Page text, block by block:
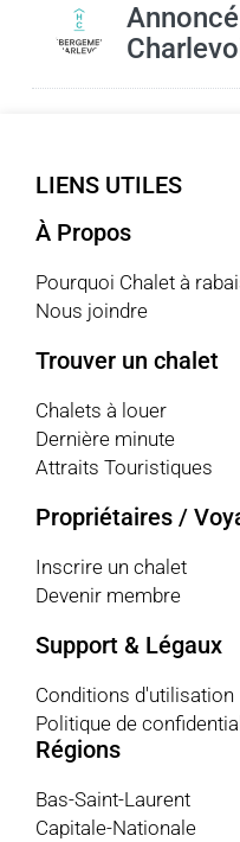
LIENS UTILES
À Propos
Pourquoi Chalet à
Nous joindre
Trouver un chalet
Chalets à louer
Dernière minute
Attraits Touristiques
Propriétaires /
Inscrire un chalet
Devenir membre
Support & Légaux
Conditions d'utilisation
Politique de
Régions
Bas-Saint-Laurent
Capitale-Nationale